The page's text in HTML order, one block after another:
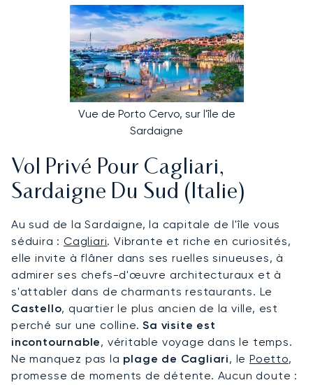
Vue de Porto Cervo, sur l'île de
Sardaigne
Vol Privé Pour Cagliari,
Sardaigne Du Sud (Italie)
Au sud de la Sardaigne, la capitale de l'île vous
séduira :Cagliari. Vibrante et riche en curiosités,
elle invite à flâner dans ses ruelles sinueuses, à
admirer ses chefs-d'œuvre architecturaux et à
s'attabler dans de charmants restaurants. Le
Castello, quartier le plus ancien de la ville, est
perché sur une colline.Sa visite est
incontournable, véritable voyage dans le temps.
Ne manquez pas la plage de Cagliari, lePoetto,
promesse de moments de détente. Aucun doute :